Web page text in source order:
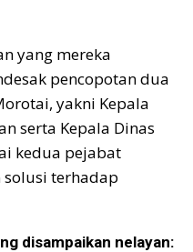
yang mereka
pencopotan dua
yakni Kepala
serta Kepala Dinas
kedua pejabat
terhadap
disampaikan nelayan: